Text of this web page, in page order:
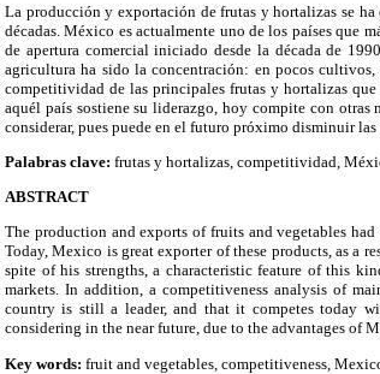
La producción y exportación de frutas y hortalizas se
décadas. México es actualmente uno de los países que
de apertura comercial iniciado desde la década de
agricultura ha sido la concentración: en pocos cultivos,
competitividad de las principales frutas y hortalizas
aquél país sostiene su liderazgo, hoy compite con otras
considerar, pues puede en el futuro próximo disminuir
Palabras clave: frutas y hortalizas, competitividad,
ABSTRACT
The production and exports of fruits and vegetables
Today,Mexico is great exporter of these products, as a
spite of his strengths, a characteristic feature of this
markets. In addition, a competitiveness analysis of
country is still a leader, and that it competes today
considering in the near future, due to the advantages of
Key words: fruit and vegetables, competitiveness,